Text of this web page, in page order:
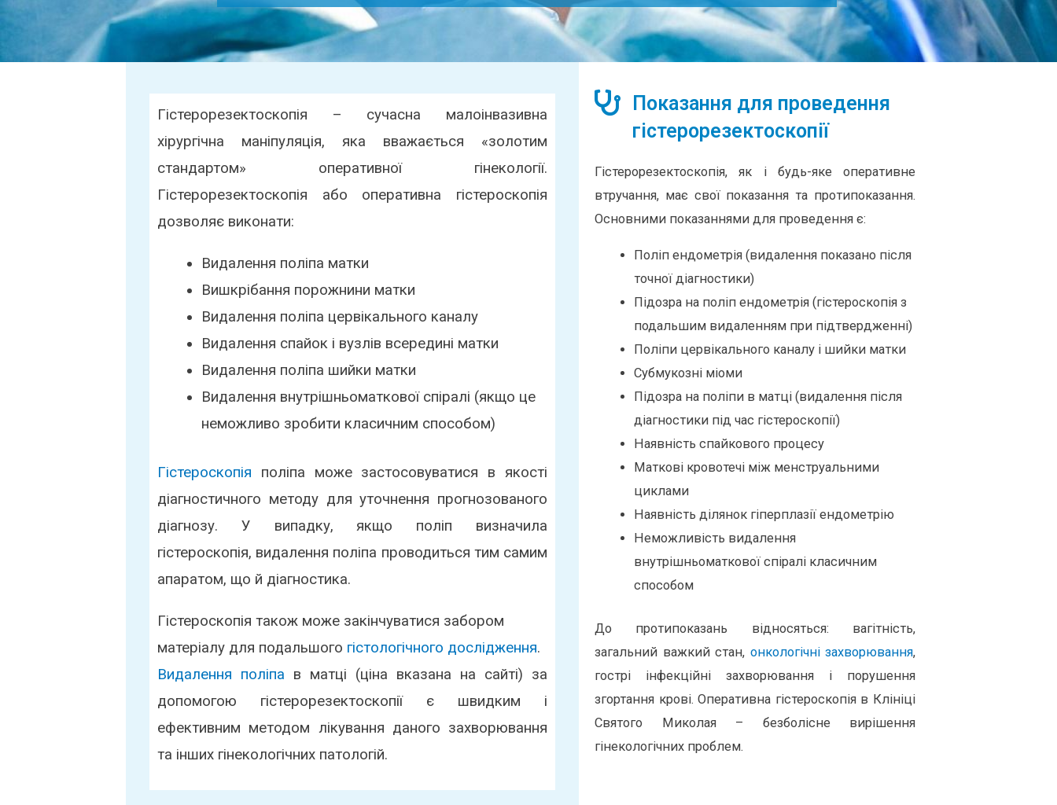
Гістерорезектоскопія – сучасна малоінвазивна
хірургічна маніпуляція, яка вважається «золотим
стандартом» оперативної гінекології.
Гістерорезектоскопія або оперативна гістероскопія
дозволяє виконати:
Видалення поліпа матки
Вишкрібання порожнини матки
Видалення поліпа цервікального каналу
Видалення спайок і вузлів всередині матки
Видалення поліпа шийки матки
Видалення внутрішньоматкової спіралі (якщо це
неможливо зробити класичним способом)
Гістероскопія поліпа може застосовуватися в якості
діагностичного методу для уточнення прогнозованого
діагнозу. У випадку, якщо поліп визначила
гістероскопія, видалення поліпа проводиться тим самим
апаратом, що й діагностика.
Гістероскопія також може закінчуватися забором
матеріалу для подальшого гістологічного дослідження.
Видалення поліпа в матці (ціна вказана на сайті) за
допомогою гістерорезектоскопії є швидким і
ефективним методом лікування даного захворювання
та інших гінекологічних патологій.
Показання для проведення
гістерорезектоскопії
Гістерорезектоскопія, як і будь-яке оперативне
втручання, має свої показання та протипоказання.
Основними показаннями для проведення є:
Поліп ендометрія (видалення показано після
точної діагностики)
Підозра на поліп ендометрія (гістероскопія з
подальшим видаленням при підтвердженні)
Поліпи цервікального каналу і шийки матки
Субмукозні міоми
Підозра на поліпи в матці (видалення після
діагностики під час гістероскопії)
Наявність спайкового процесу
Маткові кровотечі між менструальними
циклами
Наявність ділянок гіперплазії ендометрію
Неможливість видалення
внутрішньоматкової спіралі класичним
способом
До протипоказань відносяться: вагітність,
загальний важкий стан, онкологічні захворювання,
гострі інфекційні захворювання і порушення
згортання крові. Оперативна гістероскопія в Клініці
Святого Миколая – безболісне вирішення
гінекологічних проблем.